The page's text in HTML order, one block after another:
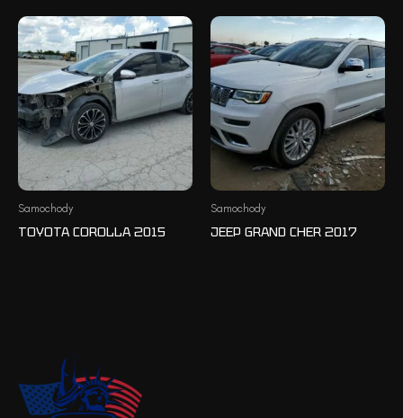
Samochody
TOYOTA COROLLA 2015
Samochody
JEEP GRAND CHER 2017